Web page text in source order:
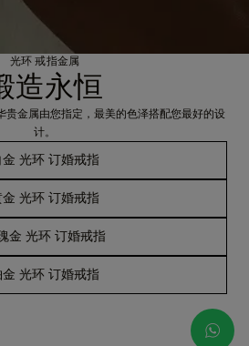
光环 戒指金属
造永恒
贵金属由您指定，最美的色泽搭配您最好的设
计。
金 光环 订婚戒指
金 光环 订婚戒指
金 光环 订婚戒指
金 光环 订婚戒指